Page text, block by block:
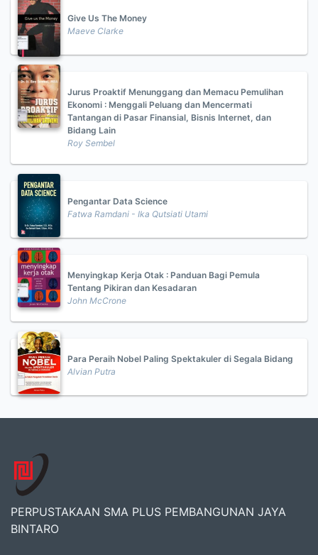
Give Us The Money
Maeve Clarke
Jurus Proaktif Menunggang dan Memacu Pemulihan
Ekonomi : Menggali Peluang dan Mencermati
Tantangan di Pasar Finansial, Bisnis Internet, dan
Bidang Lain
Roy Sembel
Pengantar Data Science
Fatwa Ramdani - Ika Qutsiati Utami
Menyingkap Kerja Otak : Panduan Bagi Pemula
Tentang Pikiran dan Kesadaran
John McCrone
Para Peraih Nobel Paling Spektakuler di Segala Bidang
Alvian Putra
PERPUSTAKAAN SMA PLUS PEMBANGUNAN JAYA
BINTARO